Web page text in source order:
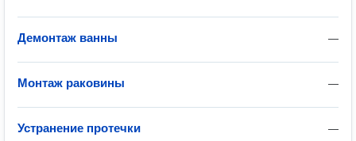
—
Демонтаж ванны
—
Монтаж раковины
—
Устранение протечки